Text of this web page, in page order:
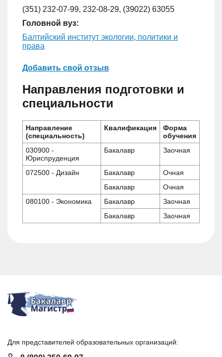
(351) 232-07-99, 232-08-29, (39022) 63055
Головной вуз:
Балтийский институт экологии, политики и
права
Добавить свой отзыв
Направления подготовки и
специальности
Направление
(специальность)
Квалификация
Форма
обучения
030900 -
Юриспруденция
Бакалавр Заочная
072500 - Дизайн Бакалавр
Очная
Бакалавр
Очная
080100 - Экономика
Бакалавр
Заочная
Бакалавр
Заочная
Для представителей образовательных организаций: